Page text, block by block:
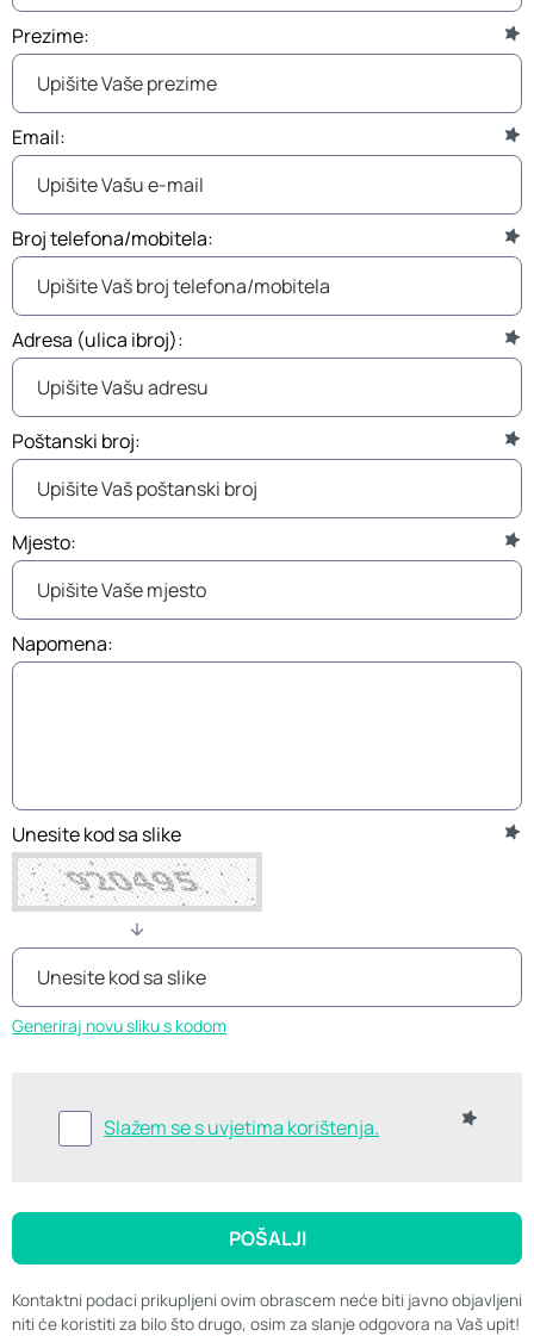
Prezime:
Email:
Broj telefona/mobitela:
Adresa (ulica ibroj):
Poštanski broj:
Mjesto:
Napomena:
Generiraj novu sliku s kodom
Unesite kod sa slike
Slažem se s uvjetima korištenja.
Kontaktni podaci prikupljeni ovim obrascem neće biti javno objavljeni
niti će koristiti za bilo što drugo, osim za slanje odgovora na Vaš upit!